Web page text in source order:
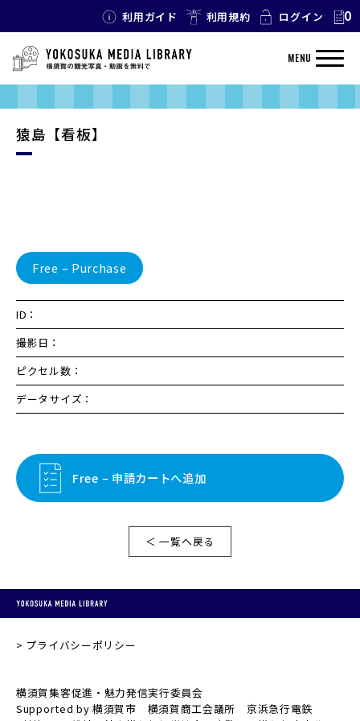
利用ガイド 利用規約 ログイン 0
MENU
猿島【看板】
Free – Purchase
ID：
撮影日：
ピクセル数：
データサイズ：
Free – 申請カートへ追加
＜ 一覧へ戻る
プライバシーポリシー
横須賀集客促進・魅力発信実行委員会
Supported by 横須賀市 横須賀商工会議所 京浜急行電鉄